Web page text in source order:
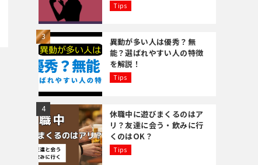
Tips
異動が多い人は優秀？無
能？選ばれやすい人の特徴
を解説！
Tips
休職中に遊びまくるのはア
リ？友達に会う・飲みに行
くのはOK？
Tips